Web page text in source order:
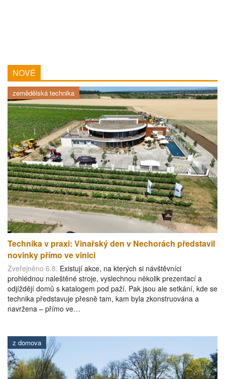
NOVÉ
zemědělská technika
Technika v praxi: Vinařský den v Nechorách představil
novinky přímo ve vinici
Zveřejněno 6.8. Existují akce, na kterých si návštěvníci
prohlédnou naleštěné stroje, vyslechnou několik prezentací a
odjíždějí domů s katalogem pod paží. Pak jsou ale setkání, kde se
technika představuje přesně tam, kam byla zkonstruována a
navržena – přímo ve…
z domova